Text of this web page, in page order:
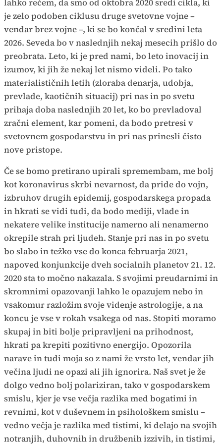
je zelo podoben ciklusu druge svetovne vojne –
vendar brez vojne –, ki se bo končal v sredini leta
2026. Seveda bo v naslednjih nekaj mesecih prišlo do
preobrata. Leto, ki je pred nami, bo leto inovacij in
izumov, ki jih že nekaj let nismo videli. Po tako
materialističnih letih (zloraba denarja, udobja,
prevlade, kaotičnih situacij) pri nas in po svetu
prihaja doba naslednjih 20 let, ko bo prevladoval
zračni element, kar pomeni, da bodo pretresi v
svetovnem gospodarstvu in pri nas prinesli čisto
nove pristope.
Če se bomo pretirano upirali spremembam, me bolj
kot koronavirus skrbi nevarnost, da pride do vojn,
izbruhov drugih epidemij, gospodarskega propada
in hkrati se vidi tudi, da bodo mediji, vlade in
nekatere velike institucije namerno ali nenamerno
okrepile strah pri ljudeh. Stanje pri nas in po svetu
bo slabo in težko vse do konca februarja 2021,
napoved konjunkcije dveh socialnih planetov 21. 12.
2020 sta to močno nakazala. S svojimi preudarnimi in
skromnimi opazovanji lahko le opazujem nebo in
vsakomur razložim svoje videnje astrologije, a na
koncu je vse v rokah vsakega od nas. Stopiti moramo
skupaj in biti bolje pripravljeni na prihodnost,
hkrati pa krepiti pozitivno energijo. Opozorila
narave in tudi moja so z nami že vrsto let, vendar jih
večina ljudi ne opazi ali jih ignorira. Naš svet je že
dolgo vedno bolj polariziran, tako v gospodarskem
smislu, kjer je vse večja razlika med bogatimi in
revnimi, kot v duševnem in psihološkem smislu –
vedno večja je razlika med tistimi, ki delajo na svojih
notranjih, duhovnih in družbenih izzivih, in tistimi,